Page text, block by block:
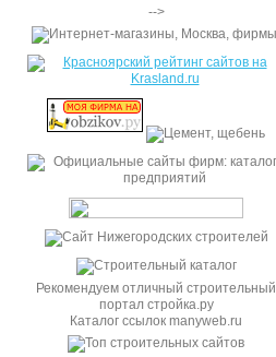
-->
Рекомендуем отличный строительный
портал стройка.ру
Каталог ссылок manyweb.ru